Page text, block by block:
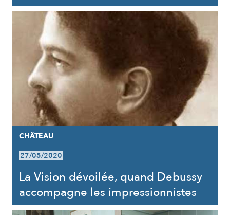
CHÂTEAU
27/05/2020
La Vision dévoilée, quand Debussy
accompagne les impressionnistes